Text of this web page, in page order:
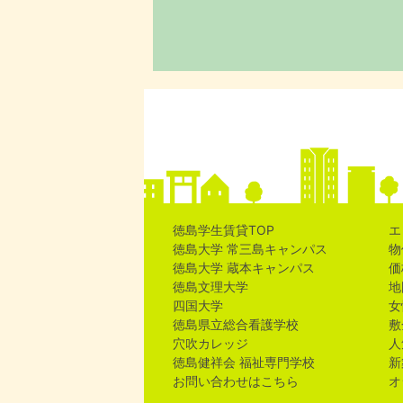
徳島学生賃貸TOP
徳島大学 常三島キャンパス
徳島大学 蔵本キャンパス
徳島文理大学
四国大学
徳島県立総合看護学校
穴吹カレッジ
徳島健祥会 福祉専門学校
お問い合わせはこちら